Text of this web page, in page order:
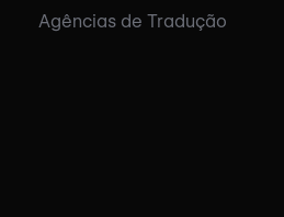
Agências de Tradução